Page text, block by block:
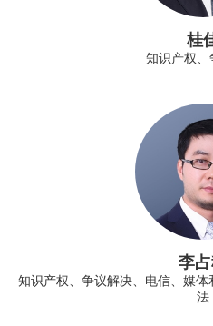
桂
知识产权、
李
知识产权、争议解决、电信、媒
法